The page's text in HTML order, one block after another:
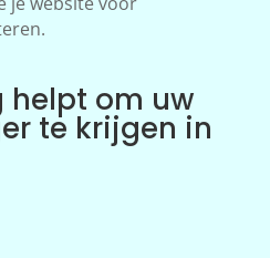
helpt om uw
te krijgen in